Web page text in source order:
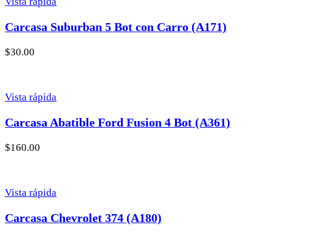
Carcasa Suburban 5 Bot con Carro (A171)
$30.00
Vista rápida
Carcasa Abatible Ford Fusion 4 Bot (A361)
$160.00
Vista rápida
Carcasa Chevrolet 374 (A180)